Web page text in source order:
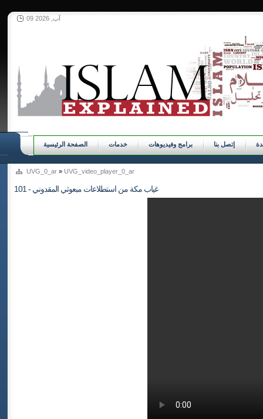
09 آب, 2026
الصفحة الرئيسية خدمات برامج وفيديوهات إتصل بنا
UVG_0_ar » UVG_video_player_0_ar
101 - غياب مكة من استطلاعات مبعوثي المقدوني